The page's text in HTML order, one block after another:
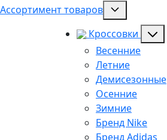
Ассортимент товаров
Кроссовки
Весенние
Летние
Демисезонные
Осенние
Зимние
Бренд Nike
Бренд Adidas